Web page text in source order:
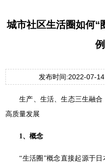
城市社区生活圈如何“
发布时间:2022-07-
生产、生活、生态三生融
高质量发展
1、概念
“生活圈”概念直接起源于